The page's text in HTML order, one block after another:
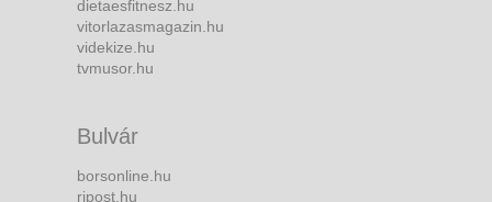
dietaesfitnesz.hu
vitorlazasmagazin.hu
videkize.hu
tvmusor.hu
Bulvár
borsonline.hu
ripost.hu